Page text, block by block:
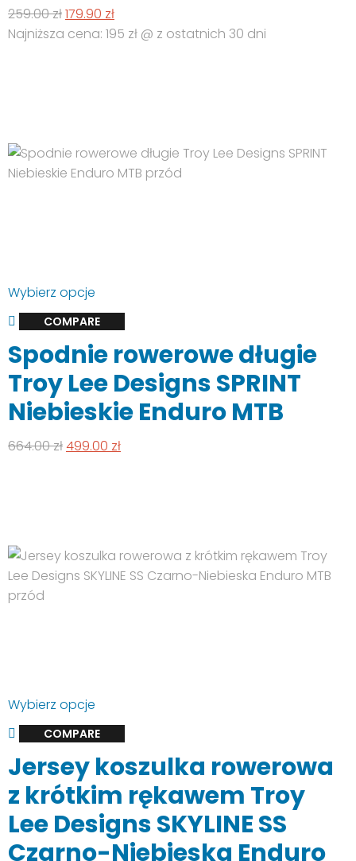
stronie
produktu
259.00złPierwotna
cena
179.90 złAktualna
cena
Najniższa cena: 195 zł @ z ostatnich 30 dni
Wybierz opcje
produkt
ma
wiele
wariantów.
Opcje
można
na
COMPARE
Spodnie rowerowe długie
Troy Lee Designs SPRINT
Niebieskie Enduro MTB
664.00złPierwotna
499.00 złAktualna
Wybierz opcje
produkt
ma
wiele
wariantów.
Opcje
można
wybrać
COMPARE
Jersey koszulka rowerowa
z krótkim rękawem Troy
Lee Designs SKYLINE SS
Czarno-Niebieska Enduro